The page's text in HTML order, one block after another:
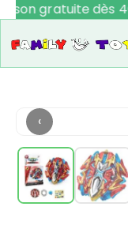
gratuite dès
‹